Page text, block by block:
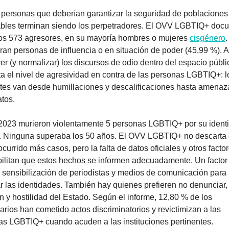
personas que deberían garantizar la seguridad de poblaciones
terminan siendo los perpetradores. El OVV LGBTIQ+
573 agresores, en su mayoría hombres o mujeres cisgénero
personas de influencia o en situación de poder (45,99 %).
(y normalizar) los discursos de odio dentro del espacio
el nivel de agresividad en contra de las personas LGBTIQ+:
van desde humillaciones y descalificaciones hasta
murieron violentamente 5 personas LGBTIQ+ por su
Ninguna superaba los 50 años. El OVV LGBTIQ+ no descarta
más casos, pero la falta de datos oficiales y otros
que estos hechos se informen adecuadamente. Un
sensibilización de periodistas y medios de comunicación para
las identidades. También hay quienes prefieren no
y hostilidad del Estado. Según el informe, 12,80 % de los
han cometido actos discriminatorios y revictimizan a las
LGBTIQ+ cuando acuden a las instituciones pertinentes.